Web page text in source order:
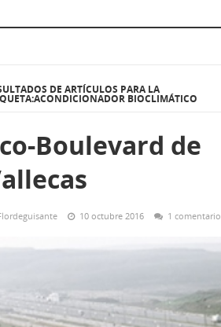
DE ARTÍCULOS PARA LA
BIOCLIMÁTICO
Boulevard de
10 octubre 2016 1 comentario